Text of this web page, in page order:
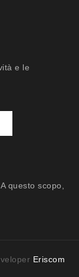
e le
questo scopo,
Eriscom